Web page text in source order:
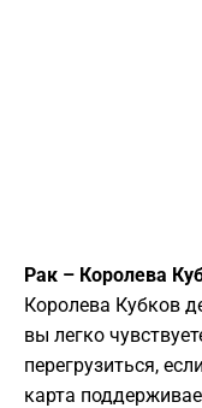
Рак – Королева
Королева Кубков
вы легко
перегрузиться,
карта